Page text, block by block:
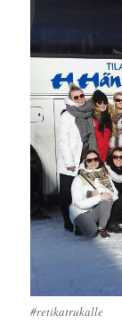
#retikatrukalle